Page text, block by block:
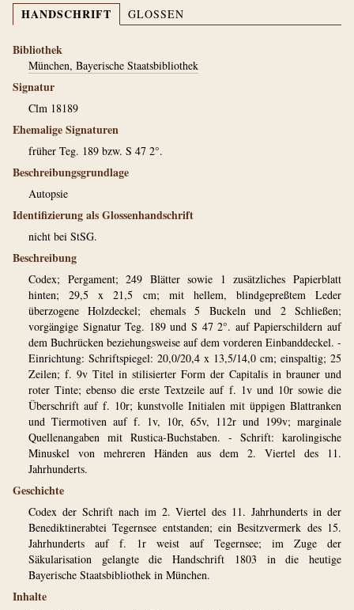
HANDSCHRIFT GLOSSEN
Bibliothek
München, Bayerische Staatsbibliothek
Signatur
Clm 18189
Ehemalige Signaturen
früher Teg. 189 bzw. S 47 2°.
Beschreibungsgrundlage
Autopsie
Identifizierung als Glossenhandschrift
nicht bei StSG.
Beschreibung
Codex; Pergament; 249 Blätter sowie 1 zusätzliches Papierblatt
hinten; 29,5 x 21,5 cm; mit hellem, blindgepreßtem Leder
überzogene Holzdeckel; ehemals 5 Buckeln und 2 Schließen;
vorgängige Signatur Teg. 189 und S 47 2°. auf Papierschildern auf
dem Buchrücken beziehungsweise auf dem vorderen Einbanddeckel. -
Einrichtung: Schriftspiegel: 20,0/20,4 x 13,5/14,0 cm; einspaltig; 25
Zeilen; f. 9v Titel in stilisierter Form der Capitalis in brauner und
roter Tinte; ebenso die erste Textzeile auf f. 1v und 10r sowie die
Überschrift auf f. 10r; kunstvolle Initialen mit üppigen Blattranken
und Tiermotiven auf f. 1v, 10r, 65v, 112r und 199v; marginale
Quellenangaben mit Rustica-Buchstaben. - Schrift: karolingische
Minuskel von mehreren Händen aus dem 2. Viertel des 11.
Jahrhunderts.
Geschichte
Codex der Schrift nach im 2. Viertel des 11. Jahrhunderts in der
Benediktinerabtei Tegernsee entstanden; ein Besitzvermerk des 15.
Jahrhunderts auf f. 1r weist auf Tegernsee; im Zuge der
Säkularisation gelangte die Handschrift 1803 in die heutige
Bayerische Staatsbibliothek in München.
Inhalte